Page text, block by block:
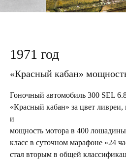
1971 год
«Красный кабан»
Гоночный автомобиль 300 SEL
«Красный кабан» за цвет
и
мощность мотора в 400
класс в суточном марафоне «24
стал вторым в общей